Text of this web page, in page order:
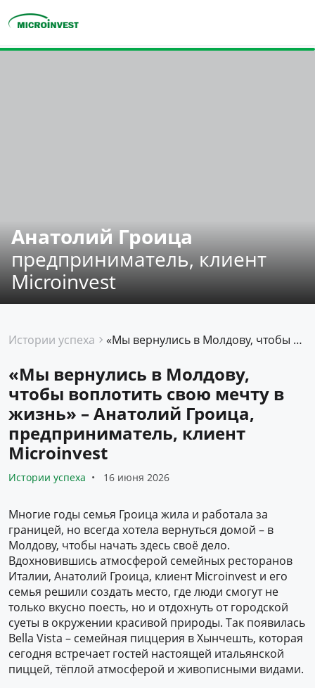
Анатолий Гроица
предприниматель, клиент
Microinvest
Истории успеха «Мы вернулись в Молдову, чтобы воплотить свою мечту в жизнь» – Анатолий Гроица, предприниматель, клиент Microinvest
«Мы вернулись в Молдову,
чтобы воплотить свою мечту в
жизнь» – Анатолий Гроица,
предприниматель, клиент
Microinvest
Истории успеха 16 июня 2026
Многие годы семья Гроица жила и работала за
границей, но всегда хотела вернуться домой – в
Молдову, чтобы начать здесь своё дело.
Вдохновившись атмосферой семейных ресторанов
Италии, Анатолий Гроица, клиент Microinvest и его
семья решили создать место, где люди смогут не
только вкусно поесть, но и отдохнуть от городской
суеты в окружении красивой природы. Так появилась
Bella Vista – семейная пиццерия в Хынчешть, которая
сегодня встречает гостей настоящей итальянской
пиццей, тёплой атмосферой и живописными видами.